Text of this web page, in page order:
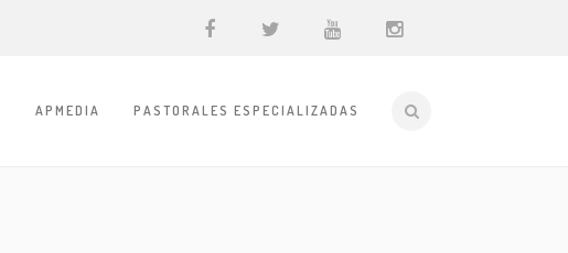
APMEDIA PASTORALES ESPECIALIZADAS